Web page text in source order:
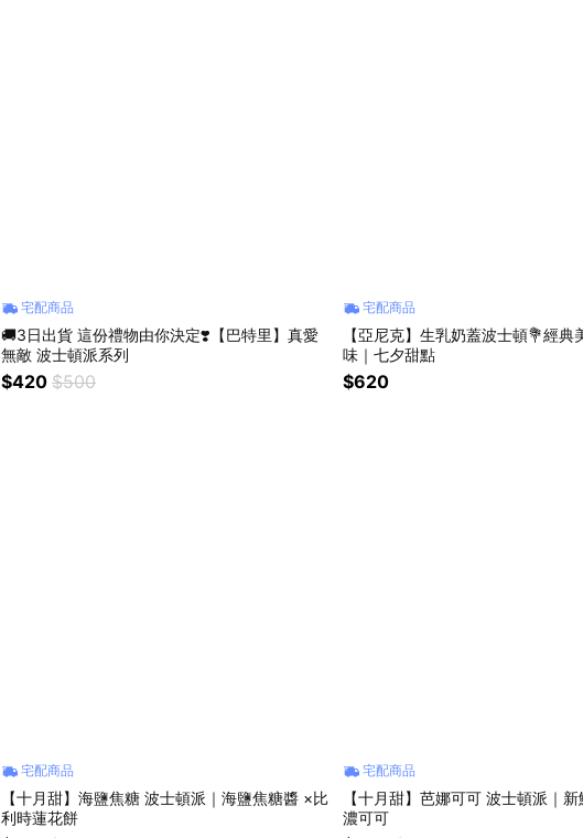
宅配商品
🚚3日出貨 這份禮物由你決定❣️【巴特里】真愛
無敵 波士頓派系列
$420 $500
宅配商品
【亞尼克】生乳奶蓋波士頓💐經典
味｜七夕甜點
$620
宅配商品
【十月甜】海鹽焦糖 波士頓派｜海鹽焦糖醬 ×比
利時蓮花餅
宅配商品
【十月甜】芭娜可可 波士頓派｜
濃可可